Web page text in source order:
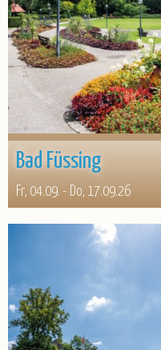
Bad Füssing
Fr, 04.09. - Do, 17.09.26